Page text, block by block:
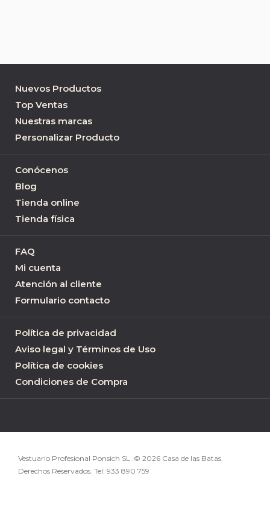
Nuevos Productos
Top Ventas
Nuestras marcas
Personalizar Producto
Conócenos
Blog
Tienda online
Tienda física
FAQ
Mi cuenta
Atención al cliente
Formulario contacto
Política de privacidad
Aviso legal y Términos de Uso
Política de cookies
Condiciones de Compra
Vestuario Profesional Ponsich SL .© 2026 Casa de las Batas.
Derechos Reservados. Tel: 933 890 759